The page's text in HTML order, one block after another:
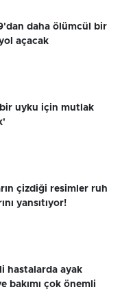
daha ölümcül bir
açacak
bir uyku için mutlak
çizdiği resimler ruh
yansıtıyor!
hastalarda ayak
bakımı çok önemli